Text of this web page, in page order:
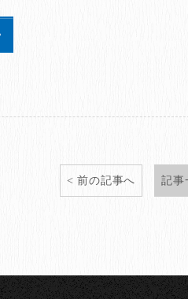
前の記事へ 記事